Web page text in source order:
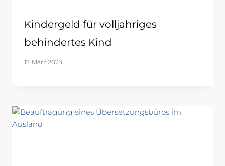
Kindergeld für volljähriges
behindertes Kind
17. März 2023